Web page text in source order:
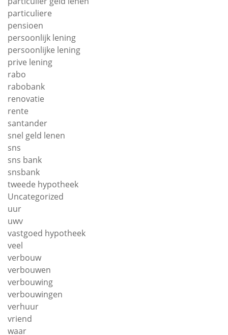
particuliere
pensioen
persoonlijk lening
persoonlijke lening
prive lening
rabo
rabobank
renovatie
rente
santander
snel geld lenen
sns
sns bank
snsbank
tweede hypotheek
Uncategorized
uur
uwv
vastgoed hypotheek
veel
verbouw
verbouwen
verbouwing
verbouwingen
verhuur
vriend
waar